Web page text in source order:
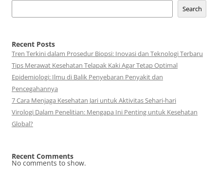
Search
Recent Posts
Tren Terkini dalam Prosedur Biopsi: Inovasi dan Teknologi Terbaru
Tips Merawat Kesehatan Telapak Kaki Agar Tetap Optimal
Epidemiologi: Ilmu di Balik Penyebaran Penyakit dan
Pencegahannya
7 Cara Menjaga Kesehatan Jari untuk Aktivitas Sehari-hari
Virologi Dalam Penelitian: Mengapa Ini Penting untuk Kesehatan
Global?
Recent Comments
No comments to show.